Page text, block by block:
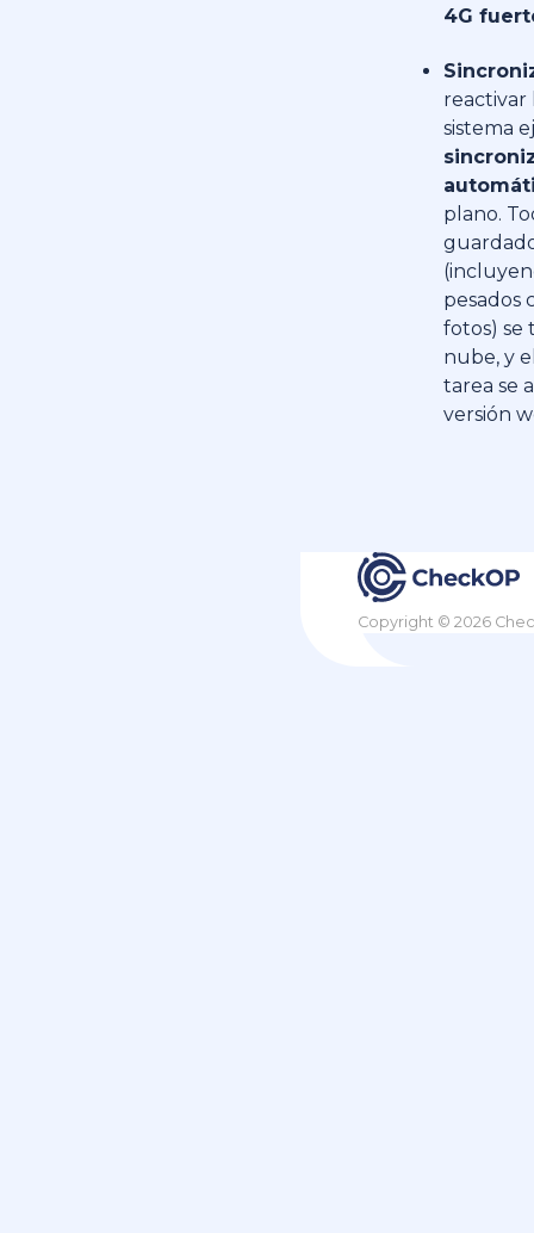
4G
reactivar
sistema
plano.
pesados
fotos) se
nube, y
tarea se
versión
Copyright © 2026